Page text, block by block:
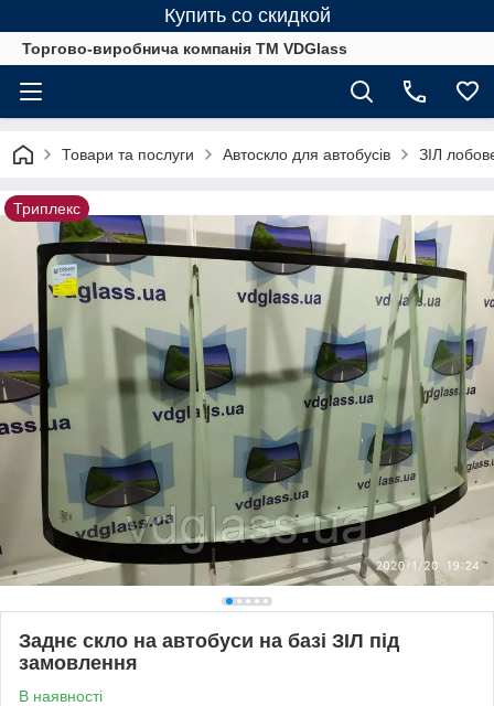
Купить со скидкой
Торгово-виробнича компанія ТМ VDGlass
Товари та послуги Автоскло для автобуcів ЗІЛ
Триплекс
Заднє скло на автобуси на базі ЗІЛ під
замовлення
В наявності